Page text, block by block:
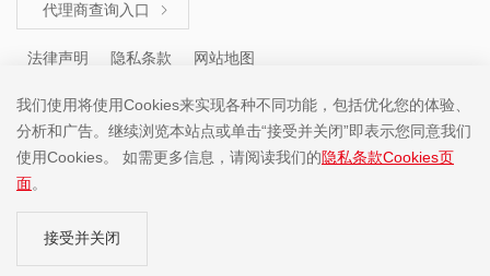
代理商查询入口 
法律声明 隐私条款 网站地图
咨询热线 ： +86 (755) 8671 5143
我们使用将使用Cookies来实现各种不同功能，包括优化您的体验、
分析和广告。继续浏览本站点或单击“接受并关闭”即表示您同意我们
使用Cookies。 如需更多信息，请阅读我们的隐私条款Cookies页
面。
接受并关闭